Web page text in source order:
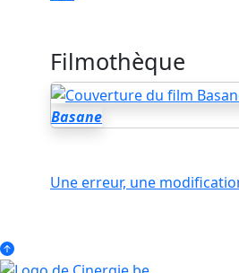
Filmothèque
Basane
Une erreur, une